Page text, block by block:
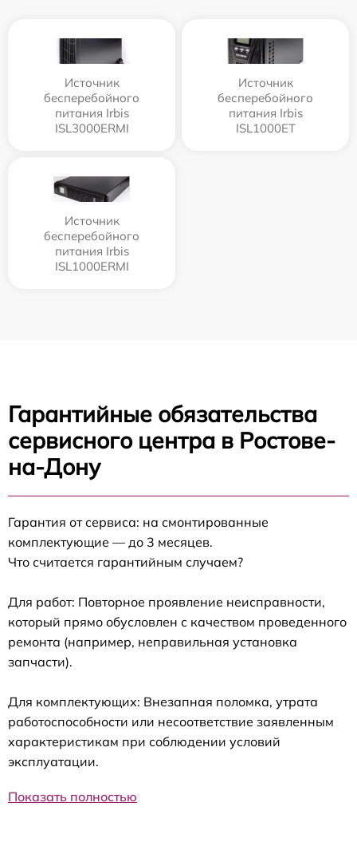
Источник
бесперебойного
питания Irbis
ISL3000ERMI
Источник
бесперебойного
питания Irbis
ISL1000ET
Источник
бесперебойного
питания Irbis
ISL1000ERMI
Гарантийные обязательства
сервисного центра в Ростове-
на-Дону
Гарантия от сервиса: на смонтированные
комплектующие — до 3 месяцев.
Что считается гарантийным случаем?
Для работ: Повторное проявление неисправности,
который прямо обусловлен с качеством проведенного
ремонта (например, неправильная установка
запчасти).
Для комплектующих: Внезапная поломка, утрата
работоспособности или несоответствие заявленным
характеристикам при соблюдении условий
эксплуатации.
Показать полностью